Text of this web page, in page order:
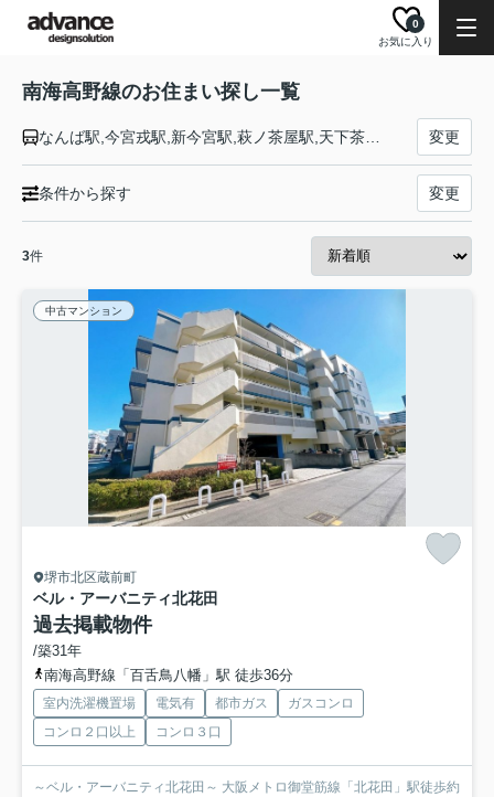
お気に入り
0
南海高野線のお住まい探し一覧
変更
条件から探す 変更
3件
中古マンション
堺市北区蔵前町
ベル・アーバニティ北花田
過去掲載物件
/築31年
南海高野線「百舌鳥八幡」駅 徒歩36分
室内洗濯機置場 電気有 都市ガス
ガスコンロ
コンロ２口以上
コンロ３口
～ベル・アーバニティ北花田～ 大阪メトロ御堂筋線「北花田」駅徒歩約